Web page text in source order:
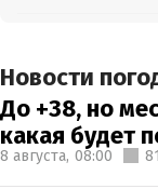
Новости
До +38, но
какая будет
8 августа, 08:00